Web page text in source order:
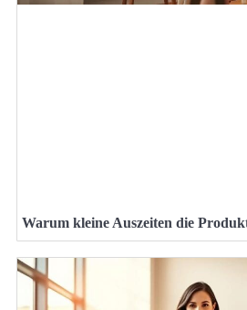
Warum kleine Auszeiten die